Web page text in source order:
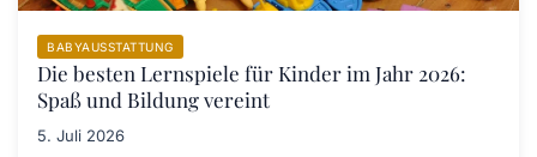
BABYAUSSTATTUNG
Die besten Lernspiele für Kinder im Jahr 2026:
Spaß und Bildung vereint
5. Juli 2026